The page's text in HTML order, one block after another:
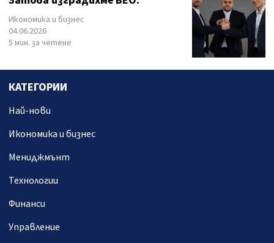
Икономика и бизнес
04.06.2026
5 мин. за четене
КАТЕГОРИИ
Най-нови
Икономика и бизнес
Мениджмънт
Технологии
Финанси
Управление